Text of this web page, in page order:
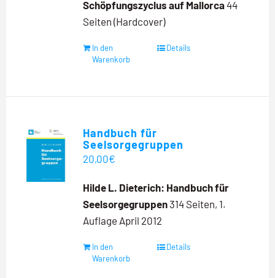
Schöpfungszyclus auf Mallorca44
Seiten (Hardcover)
In den
Warenkorb
Details
Handbuch für
Seelsorgegruppen
20,00€
Hilde L. Dieterich: Handbuch für
Seelsorgegruppen314 Seiten, 1.
Auflage April 2012
In den
Warenkorb
Details